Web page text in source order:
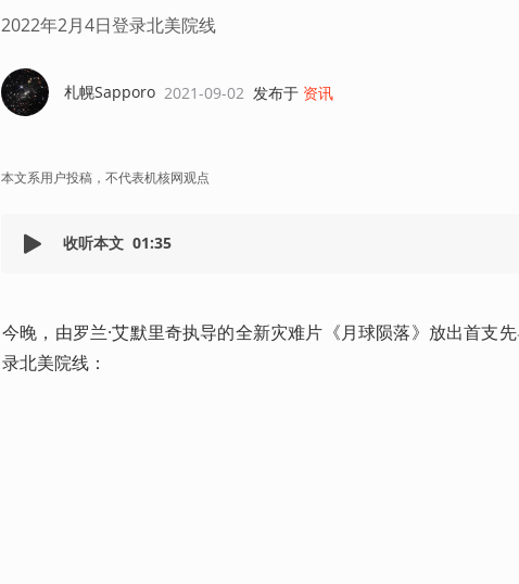
2022年2月4日登录北美院线
札幌Sapporo 2021-09-02 发布于 资讯
本文系用户投稿，不代表机核网观点
收听本文 01:35
今晚，由罗兰·艾默里奇执导的全新灾难片《月球陨落》放出首支
录北美院线：